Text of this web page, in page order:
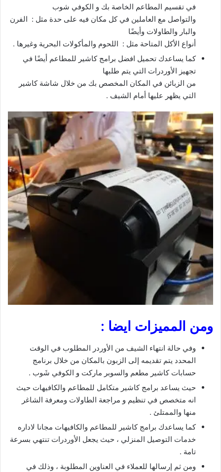
في تقسيم المطاعم الخاصة بك و الكوفي شوب
والتواصل مع العاملين في كل مكان فيه على حدة مثل : الفرن
والبار والطاولات وأيضًا
أنواع الأكل المتاحة مثل : اللحوم والمأكولات البحرية وغيرها .
كما يساعدك تحميل افضل برامج كاشير للمطاعم أيضًا في
تجهيز الأوردرات التي يتم طلبها
من الزبائن في المكان المخصص بك من خلال شاشة كاشير
التي يظهر عليها أمام الشيف .
ومن المميزات ايضا :
وفي حالة انتهاء الشيف من الأوردر المطلوب في الوقت
المحدد يتم تقديمه إلى الزبون بالمكان من خلال برنامج
حسابات كاشير مطعم والسوبر ماركت و الكوفي شَوب .
حيث يساعد برامج كاشير متكامل للمطاعم والكافيهات حيث
انه متخصص في تنظيم و مراجعة الطاولات ومعرفة الشاغر
منها والممتلئ .
كما يساعدك برامج كاشير للمطاعم والكافيهات مجانا لاداره
خدمات التوصيل المنزلي ، حيث يجعل الأوردرات تنتهي بسرعة
تامة .
ومن ثم إرسالها للعملاء في العناوين المطلوبة ، وذلك في